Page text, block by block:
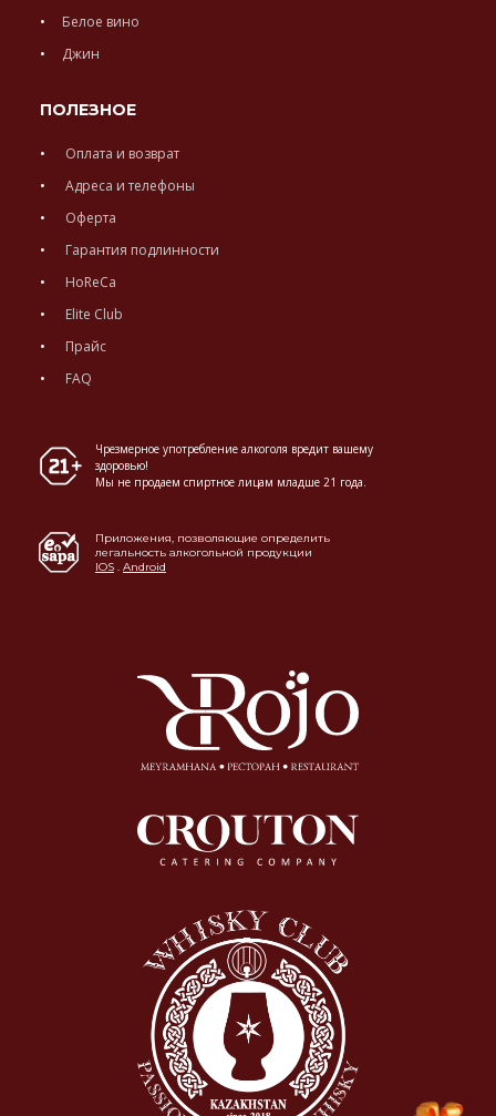
Белое вино
Джин
ПОЛЕЗНОЕ
Оплата и возврат
Адреса и телефоны
Оферта
Гарантия подлинности
HoReCa
Elite Club
Прайс
FAQ
Чрезмерное употребление алкоголя вредит вашему
здоровью!
Мы не продаем спиртное лицам младше 21 года.
Приложения, позволяющие определить
легальность алкогольной продукции
IOS . Android